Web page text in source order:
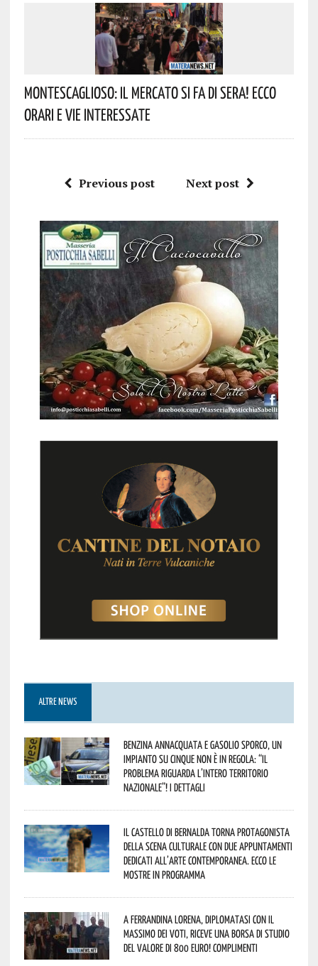
Montescaglioso: Il Mercato Si Fa Di Sera! Ecco
Orari E Vie Interessate
Previous post Next post
ALTRE NEWS
Benzina annacquata e gasolio sporco, un
impianto su cinque non è in regola: “il
problema riguarda l’intero territorio
Nazionale”! I dettagli
Il Castello di Bernalda torna protagonista
della scena culturale con due appuntamenti
dedicati all’arte contemporanea. Ecco le
mostre in programma
A Ferrandina Lorena, diplomatasi con il
massimo dei voti, riceve una borsa di studio
del valore di 800 euro! Complimenti